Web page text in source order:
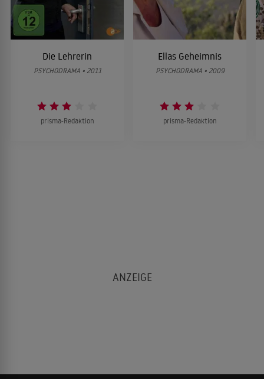
Die Lehrerin
PSYCHODRAMA • 2011
prisma-Redaktion
Ellas Geheimnis
PSYCHODRAMA • 2009
prisma-Redaktion